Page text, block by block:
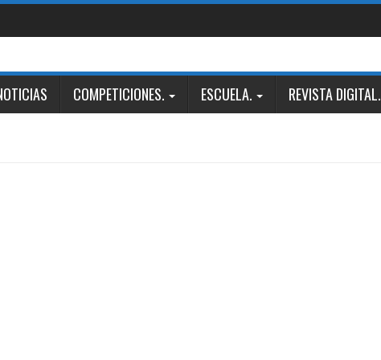
COMPETICIONES. ESCUELA. REVISTA DIGITAL.